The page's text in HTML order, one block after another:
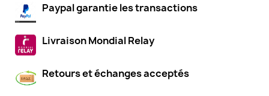
Paypal garantie les transactions
Livraison Mondial Relay
Retours et échanges acceptés